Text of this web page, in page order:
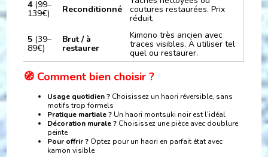
4(99–
139€) Reconditionné coutures restaurées. Prix
réduit.
5 (39–
89€)
Brut / à
restaurer
Kimono très ancien avec
traces visibles. À utiliser tel
quel ou restaurer.
🧭 Comment bien choisir ?
Usage quotidien ? Choisissez un haori réversible, sans
motifs trop formels
Pratique martiale ? Un haori montsuki noir est l’idéal
Décoration murale ? Choisissez une pièce avec doublure
peinte
Pour offrir ? Optez pour un haori en parfait état avec
kamon visible